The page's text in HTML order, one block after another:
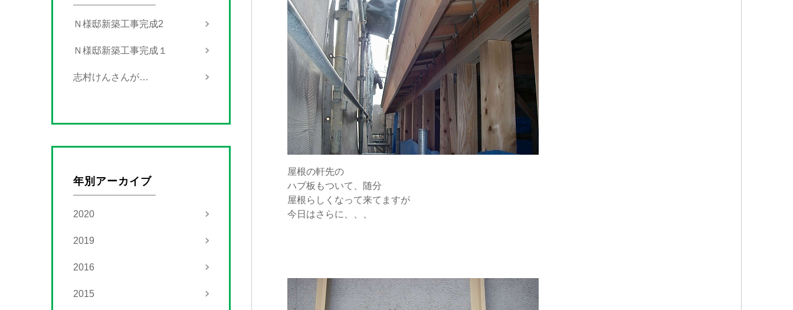
屋根の軒先の
ハブ板もついて、随分
屋根らしくなって来てますが
今日はさらに、、、
Ｎ様邸新築工事完成2
Ｎ様邸新築工事完成１
志村けんさんが…
年別アーカイブ
2020
2019
2016
2015